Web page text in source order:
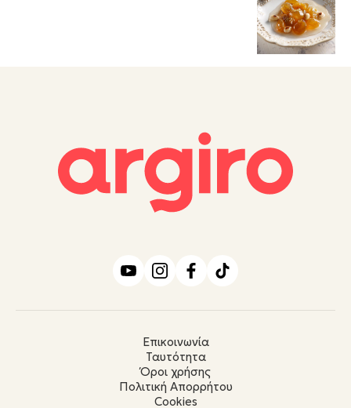
Επικοινωνία
Ταυτότητα
Όροι χρήσης
Πολιτική Απορρήτου
Cookies